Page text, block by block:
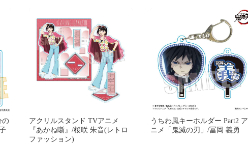
の
アクリルスタンド TVアニメ
『あかね噺』/桜咲 朱音(レトロ
ファッション)
うちわ風キーホルダー Part2 ア
ニメ「鬼滅の刃」/冨岡 義勇